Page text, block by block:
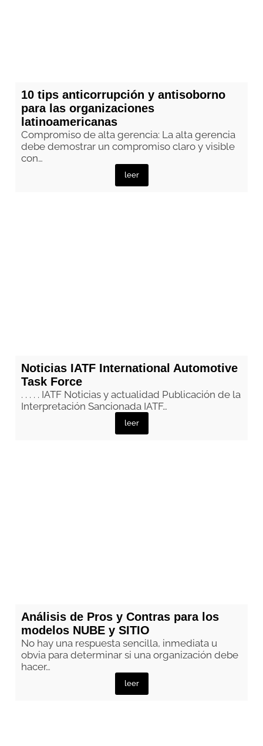
10 tips anticorrupción y antisoborno
para las organizaciones
latinoamericanas
Compromiso de alta gerencia: La alta gerencia
debe demostrar un compromiso claro y visible
con…
leer
Noticias IATF International Automotive
Task Force
. . . . . IATF Noticias y actualidad Publicación de la
Interpretación Sancionada IATF…
leer
Análisis de Pros y Contras para los
modelos NUBE y SITIO
No hay una respuesta sencilla, inmediata u
obvia para determinar si una organización debe
hacer…
leer